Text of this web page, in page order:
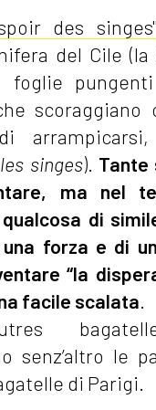
des singes"
del Cile (la
foglie
scoraggiano
les singes). Tante
ma nel
di
forza e di
“la
facile scalata
senz’altro le
di Parigi.